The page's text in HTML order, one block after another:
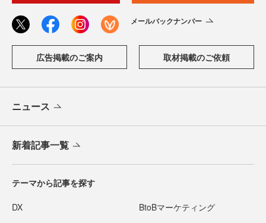
メールバックナンバー
広告掲載のご案内 取材掲載のご依頼
ニュース
新着記事一覧
テーマから記事を探す
DX BtoBマーケティング